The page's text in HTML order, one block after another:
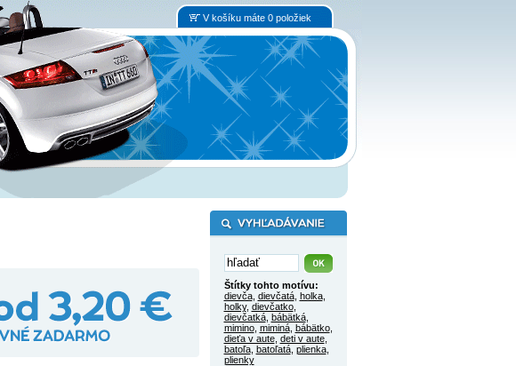
V košíku máte 0 položiek
Štítky tohto motívu:
dievča, dievčatá, holka,
holky, dievčatko,
dievčatká, bábätká,
mimino, miminá, bábätko,
dieťa v aute, deti v aute,
batoľa, batoľatá, plienka,
plienky